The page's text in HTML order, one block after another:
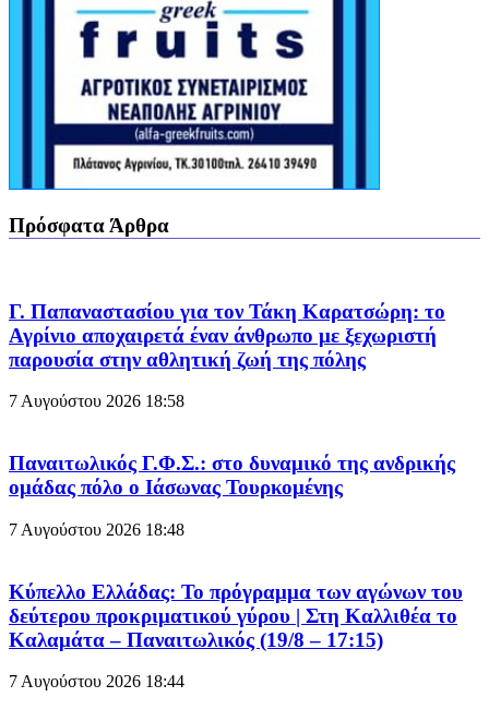
Πρόσφατα Άρθρα
Γ. Παπαναστασίου για τον Τάκη Καρατσώρη: το
Αγρίνιο αποχαιρετά έναν άνθρωπο με ξεχωριστή
παρουσία στην αθλητική ζωή της πόλης
7 Αυγούστου 2026 18:58
Παναιτωλικός Γ.Φ.Σ.: στο δυναμικό της ανδρικής
ομάδας πόλο ο Ιάσωνας Τουρκομένης
7 Αυγούστου 2026 18:48
Κύπελλο Ελλάδας: Το πρόγραμμα των αγώνων του
δεύτερου προκριματικού γύρου | Στη Καλλιθέα το
Καλαμάτα – Παναιτωλικός (19/8 – 17:15)
7 Αυγούστου 2026 18:44